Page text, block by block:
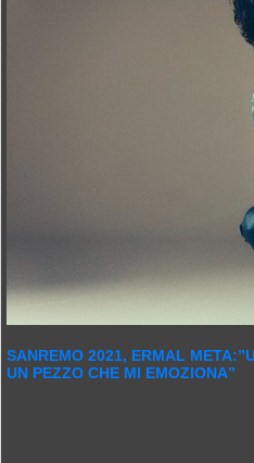
SANREMO 2021, ERMAL
UN PEZZO CHE MI EMOZIONA”